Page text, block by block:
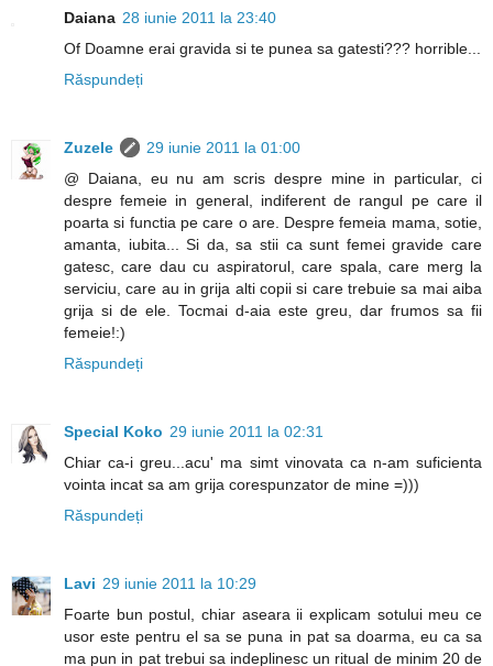
Daiana 28 iunie 2011 la 23:40
Of Doamne erai gravida si te punea sa gatesti??? horrible...
Răspundeți
Zuzele
29 iunie 2011 la 01:00
@ Daiana, eu nu am scris despre mine in particular, ci
despre femeie in general, indiferent de rangul pe care il
poarta si functia pe care o are. Despre femeia mama, sotie,
amanta, iubita... Si da, sa stii ca sunt femei gravide care
gatesc, care dau cu aspiratorul, care spala, care merg la
serviciu, care au in grija alti copii si care trebuie sa mai aiba
grija si de ele. Tocmai d-aia este greu, dar frumos sa fii
femeie!:)
Răspundeți
Special Koko 29 iunie 2011 la 02:31
Chiar ca-i greu...acu' ma simt vinovata ca n-am suficienta
vointa incat sa am grija corespunzator de mine =)))
Răspundeți
Lavi 29 iunie 2011 la 10:29
Foarte bun postul, chiar aseara ii explicam sotului meu ce
usor este pentru el sa se puna in pat sa doarma, eu ca sa
ma pun in pat trebui sa indeplinesc un ritual de minim 20 de